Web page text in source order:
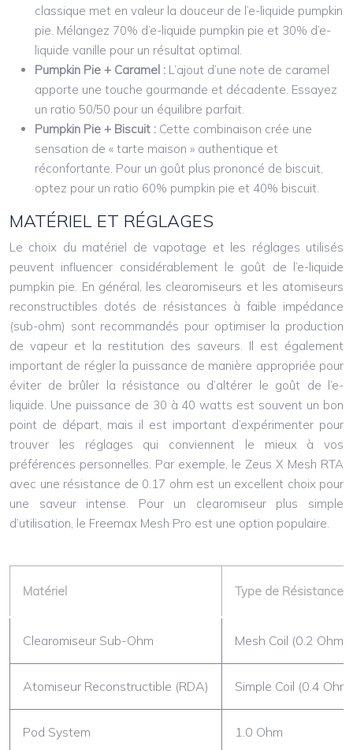
classique met en valeur la douceur de l’e-liquide pumpkin
pie. Mélangez 70% d’e-liquide pumpkin pie et 30% d’e-
liquide vanille pour un résultat optimal.
Pumpkin Pie + Caramel : L’ajout d’une note de caramel
apporte une touche gourmande et décadente. Essayez
un ratio 50/50 pour un équilibre parfait.
Pumpkin Pie + Biscuit : Cette combinaison crée une
sensation de « tarte maison » authentique et
réconfortante. Pour un goût plus prononcé de biscuit,
optez pour un ratio 60% pumpkin pie et 40% biscuit.
MATÉRIEL ET RÉGLAGES
Le choix du matériel de vapotage et les réglages utilisés
peuvent influencer considérablement le goût de l’e-liquide
pumpkin pie. En général, les clearomiseurs et les atomiseurs
reconstructibles dotés de résistances à faible impédance
(sub-ohm) sont recommandés pour optimiser la production
de vapeur et la restitution des saveurs. Il est également
important de régler la puissance de manière appropriée pour
éviter de brûler la résistance ou d’altérer le goût de l’e-
liquide. Une puissance de 30 à 40 watts est souvent un bon
point de départ, mais il est important d’expérimenter pour
trouver les réglages qui conviennent le mieux à vos
préférences personnelles. Par exemple, le Zeus X Mesh RTA
avec une résistance de 0.17 ohm est un excellent choix pour
une saveur intense. Pour un clearomiseur plus simple
d’utilisation, le Freemax Mesh Pro est une option populaire.
Matériel Type de Résistance
Clearomiseur Sub-Ohm Mesh Coil (0.2 Ohm)
Atomiseur Reconstructible (RDA) Simple Coil (0.4 Ohm)
Pod System 1.0 Ohm